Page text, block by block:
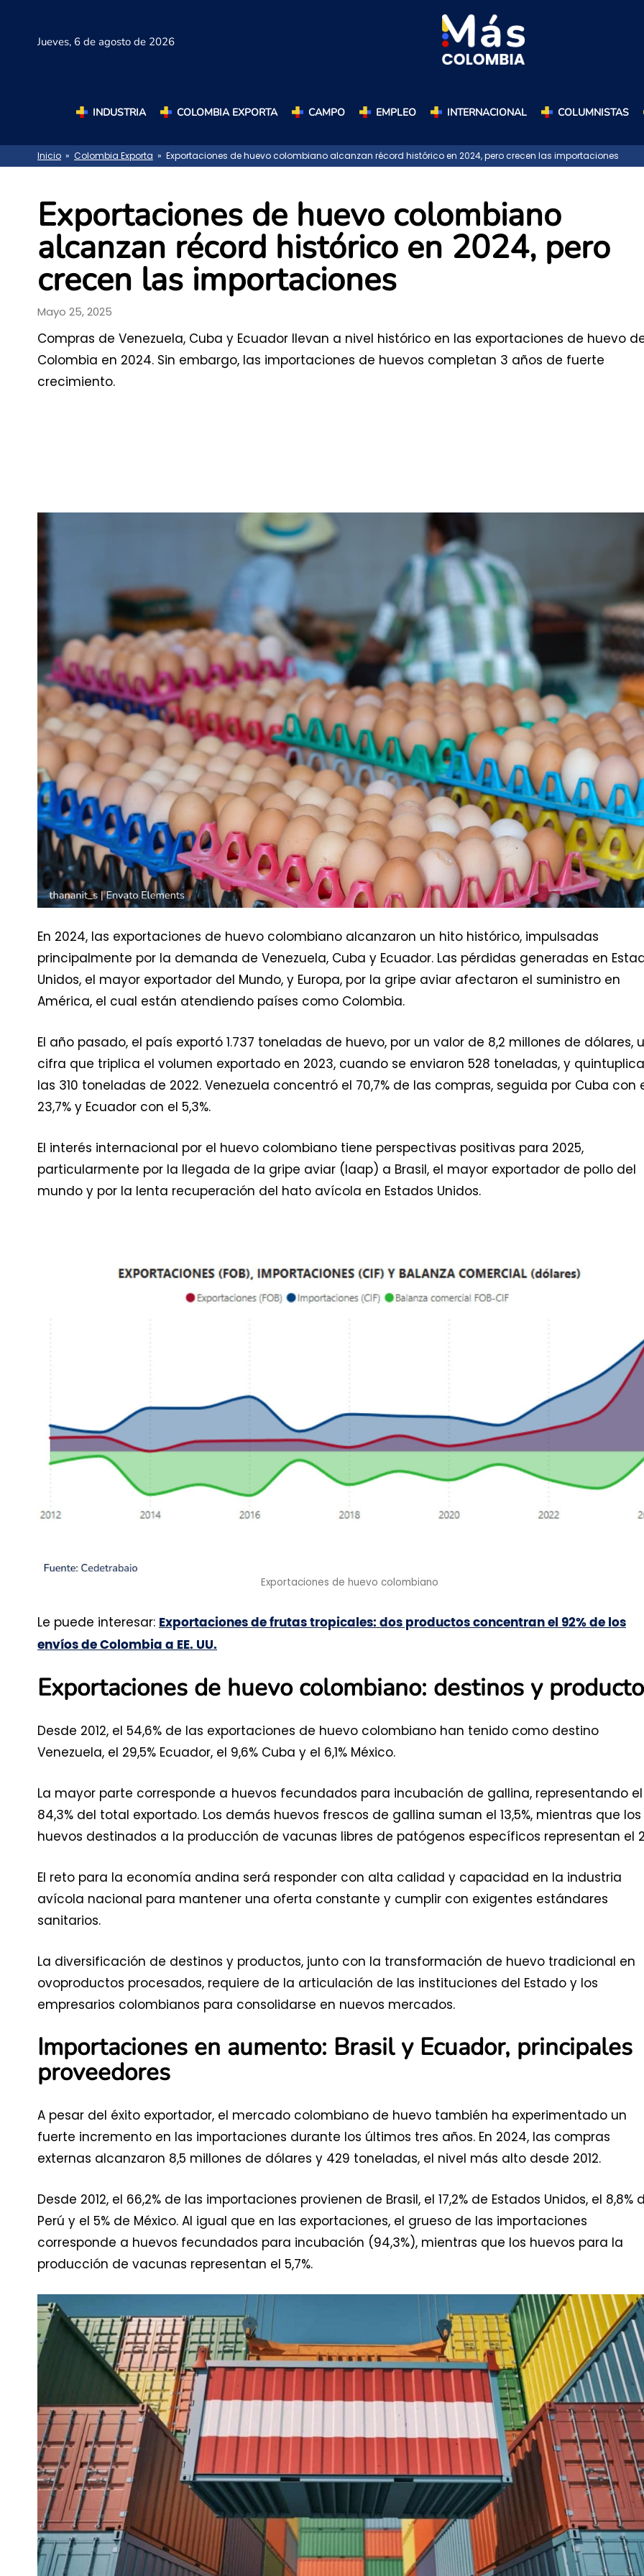
Jueves, 6 de agosto de 2026
INDUSTRIA COLOMBIA EXPORTA CAMPO EMPLEO INTERNACIONAL COLUMNISTAS
Inicio » Colombia Exporta » Exportaciones de huevo colombiano alcanzan récord histórico en 2024, pero crecen las importaciones
Exportaciones de huevo colombiano
alcanzan récord histórico en 2024, pero
crecen las importaciones
Mayo 25, 2025
Compras de Venezuela, Cuba y Ecuador llevan a nivel histórico en las exportaciones de huevo
Colombia en 2024. Sin embargo, las importaciones de huevos completan 3 años de fuerte
crecimiento.
En 2024, las exportaciones de huevo colombiano alcanzaron un hito histórico, impulsadas
principalmente por la demanda de Venezuela, Cuba y Ecuador. Las pérdidas generadas en
Unidos, el mayor exportador del Mundo, y Europa, por la gripe aviar afectaron el suministro en
América, el cual están atendiendo países como Colombia.
El año pasado, el país exportó 1.737 toneladas de huevo, por un valor de 8,2 millones de dólares,
cifra que triplica el volumen exportado en 2023, cuando se enviaron 528 toneladas, y quintuplica
las 310 toneladas de 2022. Venezuela concentró el 70,7% de las compras, seguida por Cuba con
23,7% y Ecuador con el 5,3%.
El interés internacional por el huevo colombiano tiene perspectivas positivas para 2025,
particularmente por la llegada de la gripe aviar (Iaap) a Brasil, el mayor exportador de pollo del
mundo y por la lenta recuperación del hato avícola en Estados Unidos.
Exportaciones de huevo colombiano
Le puede interesar: Exportaciones de frutas tropicales: dos productos concentran el 92% de los
envíos de Colombia a EE. UU.
Exportaciones de huevo colombiano: destinos y
Desde 2012, el 54,6% de las exportaciones de huevo colombiano han tenido como destino
Venezuela, el 29,5% Ecuador, el 9,6% Cuba y el 6,1% México.
La mayor parte corresponde a huevos fecundados para incubación de gallina, representando el
84,3% del total exportado. Los demás huevos frescos de gallina suman el 13,5%, mientras que los
huevos destinados a la producción de vacunas libres de patógenos específicos representan el
El reto para la economía andina será responder con alta calidad y capacidad en la industria
avícola nacional para mantener una oferta constante y cumplir con exigentes estándares
sanitarios.
La diversificación de destinos y productos, junto con la transformación de huevo tradicional en
ovoproductos procesados, requiere de la articulación de las instituciones del Estado y los
empresarios colombianos para consolidarse en nuevos mercados.
Importaciones en aumento: Brasil y Ecuador, principales
proveedores
A pesar del éxito exportador, el mercado colombiano de huevo también ha experimentado un
fuerte incremento en las importaciones durante los últimos tres años. En 2024, las compras
externas alcanzaron 8,5 millones de dólares y 429 toneladas, el nivel más alto desde 2012.
Desde 2012, el 66,2% de las importaciones provienen de Brasil, el 17,2% de Estados Unidos, el 8,8%
Perú y el 5% de México. Al igual que en las exportaciones, el grueso de las importaciones
corresponde a huevos fecundados para incubación (94,3%), mientras que los huevos para la
producción de vacunas representan el 5,7%.